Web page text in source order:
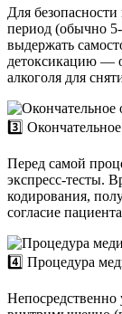
Для
период (обычно
выдержать
детоксикацию —
алкоголя для
3️⃣
Перед самой
экспресс-тесты.
кодирования,
согласие
4️⃣ Процедура
Непосредственно